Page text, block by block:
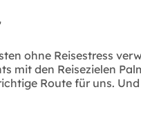
ohne Reisestress
den Reisezielen
Route für uns.